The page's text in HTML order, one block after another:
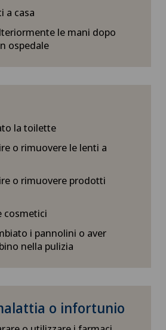
a casa
le mani dopo
ospedale
la toilette
o rimuovere le lenti a
o rimuovere prodotti
cosmetici
i pannolini o aver
nella pulizia
o infortunio